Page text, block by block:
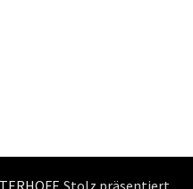
. Stolz präsentiert